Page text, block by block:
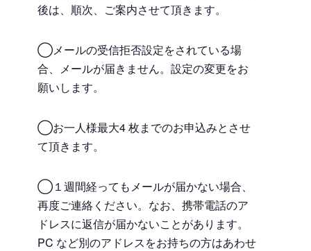
後は、順次、ご案内させて頂きます。
◯メールの受信拒否設定をされている場
合、メールが届きません。設定の変更をお
願いします。
◯お一人様最大4 枚までのお申込みとさせ
て頂きます。
◯１週間経ってもメールが届かない場合、
再度ご連絡ください。なお、携帯電話のア
ドレスに返信が届かないことがあります。
PC など別のアドレスをお持ちの方はあわせ